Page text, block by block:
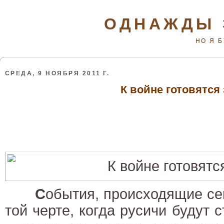
ОДНАЖДЫ
НО Я
СРЕДА, 9 НОЯБРЯ 2011 Г.
К войне готовятся
События, происходящие
той черте, когда русичи будут